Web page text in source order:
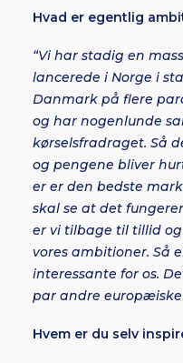
Hvad er egentlig
“Vi har stadig en
lancerede i Norge i
Danmark på flere
og har nogenlunde
kørselsfradraget. Så
og pengene bliver
er er den bedste
skal se at det
er vi tilbage til tillid
vores ambitioner. Så
interessante for os.
par andre europæiske
Hvem er du selv